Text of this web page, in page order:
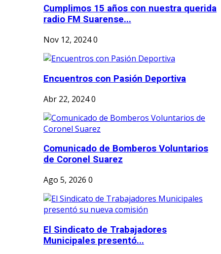
Cumplimos 15 años con nuestra querida
radio FM Suarense...
Nov 12, 20240
Encuentros con Pasión Deportiva
Abr 22, 20240
Comunicado de Bomberos Voluntarios
de Coronel Suarez
Ago 5, 2026 0
El Sindicato de Trabajadores
Municipales presentó...